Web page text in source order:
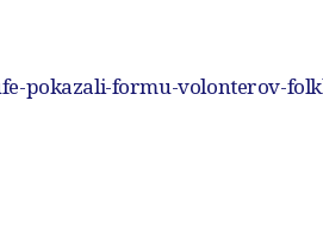
pokazali-formu-volonterov-